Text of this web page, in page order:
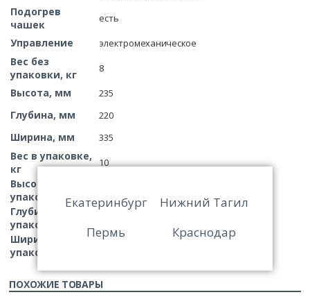
Подогрев
чашек
есть
Управление электромеханическое
Вес без
упаковки, кг
8
Высота, мм 235
Глубина, мм 220
Ширина, мм 335
Вес в упаковке,
кг
10
Высота в
упаковке, мм
Глубина в
упаковке, мм
Ширина в
упаковке, мм
ПОХОЖИЕ ТОВАРЫ
Екатеринбург
Нижний Тагил
Пермь
Краснодар